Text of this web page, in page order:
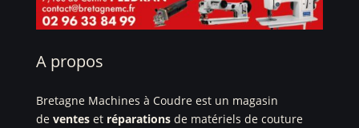
A propos
Bretagne Machines à Coudre est un magasin
de ventes et réparations de matériels de couture